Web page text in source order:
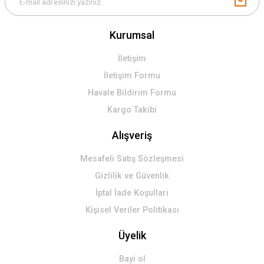
Kurumsal
İletişim
İletişim Formu
Havale Bildirim Formu
Kargo Takibi
Alışveriş
Mesafeli Satış Sözleşmesi
Gizlilik ve Güvenlik
İptal İade Koşullari
Kişisel Veriler Politikası
Üyelik
Bayi ol